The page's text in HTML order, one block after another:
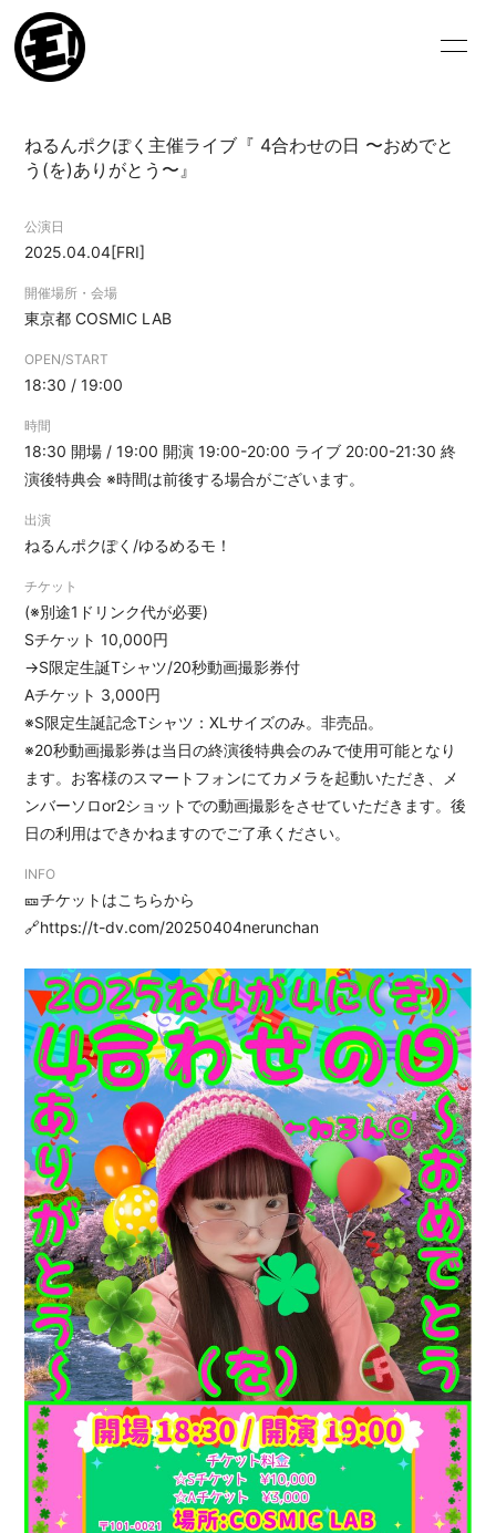
SCHEDULE VIDEO
BLOG
PHOTO
ログイン
ねるんポクぽく主催ライブ『 4合わせの日 〜おめでと
う(を)ありがとう〜』
公演日
2025.04.04[FRI]
開催場所・会場
東京都COSMIC LAB
OPEN/START
18:30 / 19:00
時間
18:30 開場 / 19:00 開演 19:00-20:00 ライブ 20:00-21:30 終
演後特典会 ※時間は前後する場合がございます。
出演
ねるんポクぽく/ゆるめるモ！
チケット
(※別途1ドリンク代が必要)
Sチケット 10,000円
→S限定生誕Tシャツ/20秒動画撮影券付
Aチケット 3,000円
※S限定生誕記念Tシャツ：XLサイズのみ。非売品。
※20秒動画撮影券は当日の終演後特典会のみで使用可能となり
ます。お客様のスマートフォンにてカメラを起動いただき、メ
ンバーソロor2ショットでの動画撮影をさせていただきます。後
日の利用はできかねますのでご了承ください。
INFO
🎫チケットはこちらから
🔗https://t-dv.com/20250404nerunchan